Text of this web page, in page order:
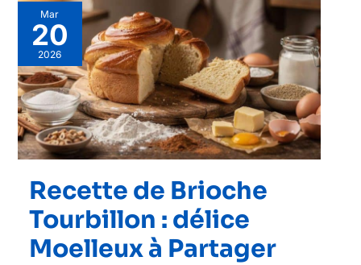
Mar
20
2026
Recette de Brioche
Tourbillon : délice
Moelleux à Partager